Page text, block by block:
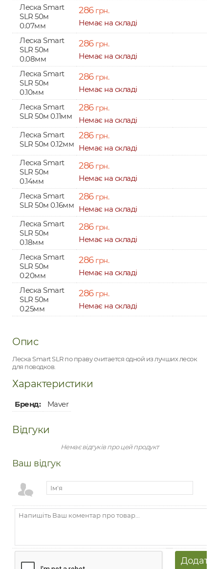
Леска Smart
SLR 50м
0.07мм
286грн.
Немає на складі
Леска Smart
SLR 50м
0.08мм
286грн.
Немає на складі
Леска Smart
SLR 50м
0.10мм
286грн.
Немає на складі
Леска Smart
SLR 50м 0.11мм
286грн.
Немає на складі
Леска Smart
SLR 50м 0.12мм
286грн.
Немає на складі
Леска Smart
SLR 50м
0.14мм
286грн.
Немає на складі
Леска Smart
SLR 50м 0.16мм
286грн.
Немає на складі
Леска Smart
SLR 50м
0.18мм
286грн.
Немає на складі
Леска Smart
SLR 50м
0.20мм
286грн.
Немає на складі
Леска Smart
SLR 50м
0.25мм
286грн.
Немає на складі
Опис
Леска Smart SLR по праву считается одной из лучших лесок
для поводков.
Характеристики
Бренд: Maver
Відгуки
Немає відгуків про цей продукт
Ваш відгук